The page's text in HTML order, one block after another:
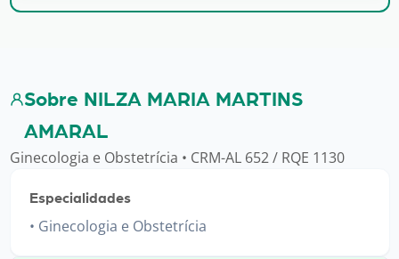
Sobre NILZA MARIA MARTINS
AMARAL
Ginecologia e Obstetrícia • CRM-AL 652 / RQE 1130
Especialidades
Ginecologia e Obstetrícia